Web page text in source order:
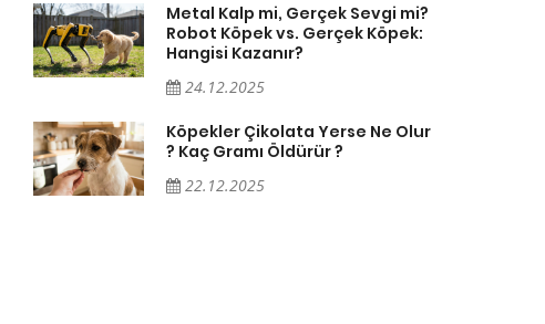
Metal Kalp mi, Gerçek Sevgi mi?
Robot Köpek vs. Gerçek Köpek:
Hangisi Kazanır?
24.12.2025
Köpekler Çikolata Yerse Ne Olur
? Kaç Gramı Öldürür ?
22.12.2025